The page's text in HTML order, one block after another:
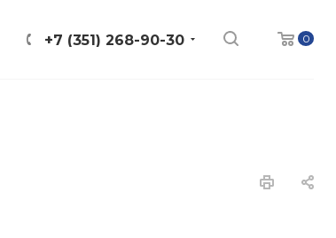
0
+7 (351) 268-90-30